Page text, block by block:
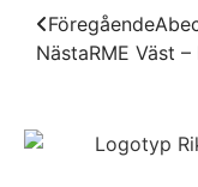
Föregående
NästaRME Väst